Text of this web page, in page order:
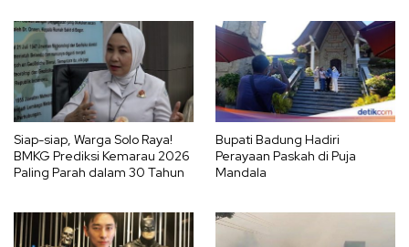
Siap-siap, Warga Solo Raya!
BMKG Prediksi Kemarau 2026
Paling Parah dalam 30 Tahun
Bupati Badung Hadiri
Perayaan Paskah di Puja
Mandala